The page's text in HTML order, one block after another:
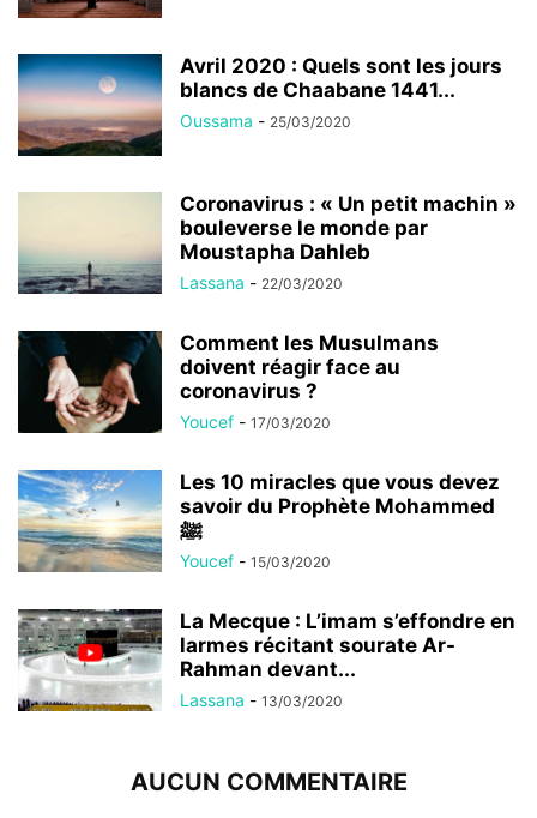
Avril 2020 : Quels sont les jours
blancs de Chaabane 1441...
Oussama - 25/03/2020
Coronavirus : « Un petit machin »
bouleverse le monde par
Moustapha Dahleb
Lassana - 22/03/2020
Comment les Musulmans
doivent réagir face au
coronavirus ?
Youcef - 17/03/2020
Les 10 miracles que vous devez
savoir du Prophète Mohammed
ﷺ
Youcef - 15/03/2020
La Mecque : L’imam s’effondre en
larmes récitant sourate Ar-
Rahman devant...
Lassana - 13/03/2020
AUCUN COMMENTAIRE